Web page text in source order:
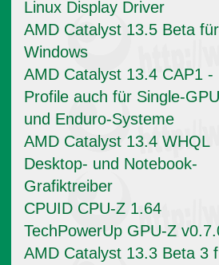
Linux Display Driver
AMD Catalyst 13.5 Beta für
Windows
AMD Catalyst 13.4 CAP1 -
Profile auch für Single-
und Enduro-Systeme
AMD Catalyst 13.4 WHQL
Desktop- und Notebook-
Grafiktreiber
CPUID CPU-Z 1.64
TechPowerUp GPU-Z
AMD Catalyst 13.3 Beta 3